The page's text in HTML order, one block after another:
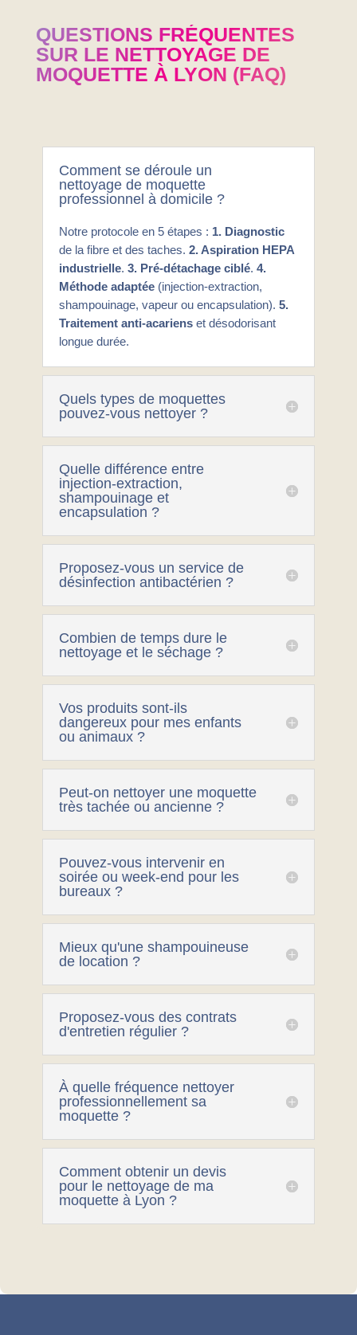
QUESTIONS FRÉQUENTES
SUR LE NETTOYAGE DE
MOQUETTE À LYON (FAQ)
Comment se déroule un
nettoyage de moquette
professionnel à domicile ?
Notre protocole en 5 étapes : 1. Diagnostic
de la fibre et des taches. 2. Aspiration HEPA
industrielle. 3. Pré-détachage ciblé. 4.
Méthode adaptée(injection-extraction,
shampouinage, vapeur ou encapsulation). 5.
Traitement anti-acarienset désodorisant
longue durée.
Quels types de moquettes
pouvez-vous nettoyer ?
Quelle différence entre
injection-extraction,
shampouinage et
encapsulation ?
Proposez-vous un service de
désinfection antibactérien ?
Combien de temps dure le
nettoyage et le séchage ?
Vos produits sont-ils
dangereux pour mes enfants
ou animaux ?
Peut-on nettoyer une moquette
très tachée ou ancienne ?
Pouvez-vous intervenir en
soirée ou week-end pour les
bureaux ?
Mieux qu'une shampouineuse
de location ?
Proposez-vous des contrats
d'entretien régulier ?
À quelle fréquence nettoyer
professionnellement sa
moquette ?
Comment obtenir un devis
pour le nettoyage de ma
moquette à Lyon ?